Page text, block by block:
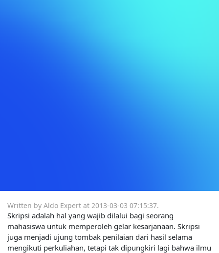
Written by Aldo Expert at 2013-03-03 07:15:37.
Skripsi adalah hal yang wajib dilalui bagi seorang
mahasiswa untuk memperoleh gelar kesarjanaan. Skripsi
juga menjadi ujung tombak penilaian dari hasil selama
mengikuti perkuliahan, tetapi tak dipungkiri lagi bahwa ilmu